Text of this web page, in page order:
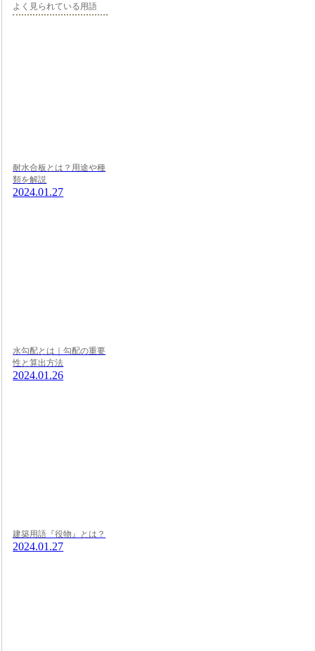
よく見られている用語
耐水合板とは？用途や種
類を解説
2024.01.27
水勾配とは｜勾配の重要
性と算出方法
2024.01.26
建築用語『役物』とは？
2024.01.27